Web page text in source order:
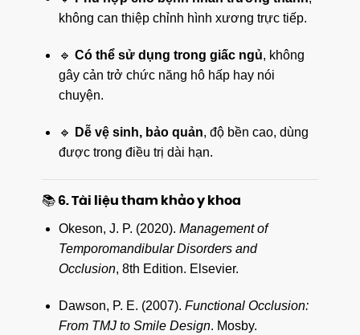
không can thiệp chỉnh hình xương trực tiếp.
🔹 Có thể sử dụng trong giấc ngủ, không
gây cản trở chức năng hô hấp hay nói
chuyện.
🔹 Dễ vệ sinh, bảo quản, độ bền cao, dùng
được trong điều trị dài hạn.
📚 6. Tài liệu tham khảo y khoa
Okeson, J. P. (2020). Management of
Temporomandibular Disorders and
Occlusion, 8th Edition. Elsevier.
Dawson, P. E. (2007). Functional Occlusion:
From TMJ to Smile Design. Mosby.